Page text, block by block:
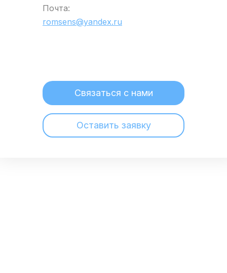
Почта:
romsens@yandex.ru
Связаться с нами
Оставить заявку